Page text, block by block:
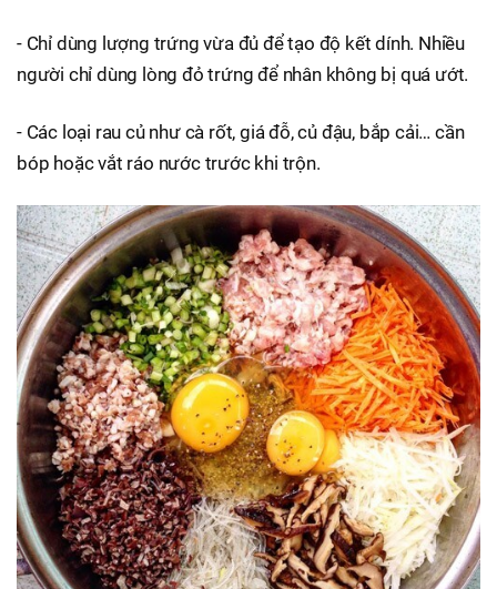
- Chỉ dùng lượng trứng vừa đủ để tạo độ kết dính. Nhiều
người chỉ dùng lòng đỏ trứng để nhân không bị quá ướt.
- Các loại rau củ như cà rốt, giá đỗ, củ đậu, bắp cải… cần
bóp hoặc vắt ráo nước trước khi trộn.